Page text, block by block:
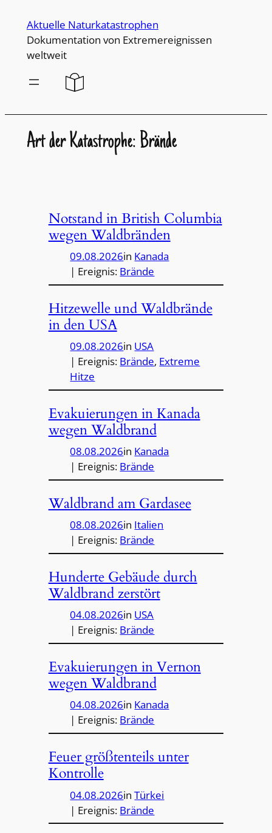
Inhalt
wechseln
Aktuelle Naturkatastrophen
Dokumentation von Extremereignissen
weltweit
Art der Katastrophe: Brände
Notstand in British Columbia
wegen Waldbränden
09.08.2026in Kanada
| Ereignis: Brände
Hitzewelle und Waldbrände
in den USA
09.08.2026in USA
| Ereignis: Brände, Extreme
Hitze
Evakuierungen in Kanada
wegen Waldbrand
08.08.2026in Kanada
| Ereignis: Brände
Waldbrand am Gardasee
08.08.2026in Italien
| Ereignis: Brände
Hunderte Gebäude durch
Waldbrand zerstört
04.08.2026in USA
| Ereignis: Brände
Evakuierungen in Vernon
wegen Waldbrand
04.08.2026in Kanada
| Ereignis: Brände
Feuer größtenteils unter
Kontrolle
04.08.2026inTürkei
| Ereignis: Brände